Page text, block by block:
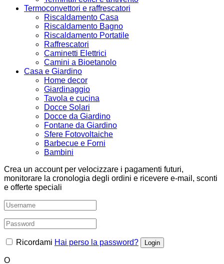
Termoconvettori e raffrescatori
Riscaldamento Casa
Riscaldamento Bagno
Riscaldamento Portatile
Raffrescatori
Caminetti Elettrici
Camini a Bioetanolo
Casa e Giardino
Home decor
Giardinaggio
Tavola e cucina
Docce Solari
Docce da Giardino
Fontane da Giardino
Sfere Fotovoltaiche
Barbecue e Forni
Bambini
Crea un account per velocizzare i pagamenti futuri,
monitorare la cronologia degli ordini e ricevere e-mail, sconti
e offerte speciali
Ricordami Hai perso la password?
O